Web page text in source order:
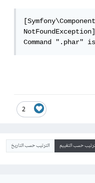
NotFoundException]
Command ".phar"
2
حسب التقييم الترتيب حسب التاريخ